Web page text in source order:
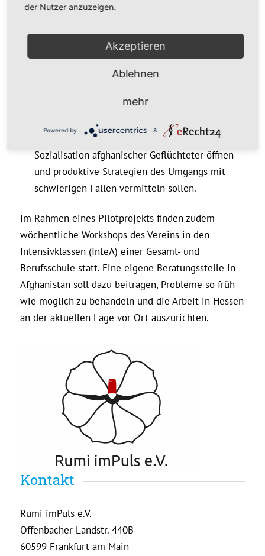
und Wohneinrichtungen Workshops angeboten,
in denen Themen wie demokratische Werte,
Gleichberechtigung, interreligiöser Dialog oder
SozialarbeiterInnen und LehrerInnen macht der
Verein Beratungs- und Informationsangebote,
die den Blick für die zu wenig bekannte
Sozialisation afghanischer Geflüchteter öffnen
und produktive Strategien des Umgangs mit
schwierigen Fällen vermitteln sollen.
Im Rahmen eines Pilotprojekts finden zudem
wöchentliche Workshops des Vereins in den
Intensivklassen (InteA) einer Gesamt- und
Berufsschule statt. Eine eigene Beratungsstelle in
Afghanistan soll dazu beitragen, Probleme so früh
wie möglich zu behandeln und die Arbeit in Hessen
an der aktuellen Lage vor Ort auszurichten.
Kontakt
Rumi imPuls e.V.
Offenbacher Landstr. 440B
60599 Frankfurt am Main
der Nutzer anzuzeigen.
Akzeptieren
Ablehnen
mehr
Powered by &